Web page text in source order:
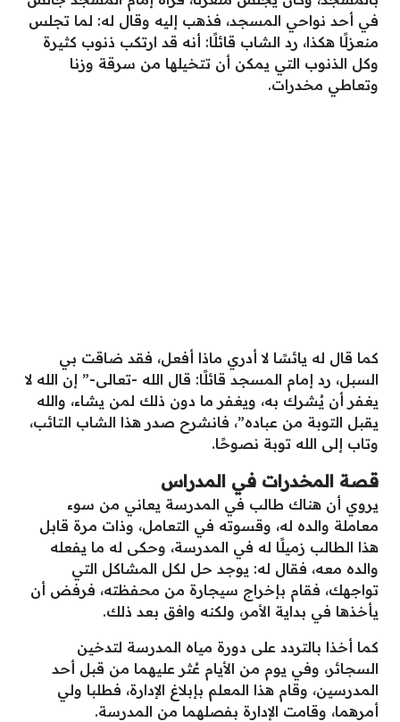
في أحد نواحي المسجد، فذهب إليه وقال له: لما تجلس
منعزلًا هكذا، رد الشاب قائلًا: أنه قد ارتكب ذنوب كثيرة
وكل الذنوب التي يمكن أن تتخيلها من سرقة وزنا
وتعاطي مخدرات.
كما قال له يائسًا لا أدري ماذا أفعل، فقد ضاقت بي
السبل، رد إمام المسجد قائلًا: قال الله -تعالى-” إن الله لا
يغفر أن يُشرك به، ويغفر ما دون ذلك لمن يشاء، والله
يقبل التوبة من عباده”، فانشرح صدر هذا الشاب التائب،
وتاب إلى الله توبة نصوحًا.
قصة المخدرات في المدراس
يروي أن هناك طالب في المدرسة يعاني من سوء
معاملة والده له، وقسوته في التعامل، وذات مرة قابل
هذا الطالب زميلًا له في المدرسة، وحكى له ما يفعله
والده معه، فقال له: يوجد حل لكل المشاكل التي
تواجهك، فقام بإخراج سيجارة من محفظته، فرفض أن
يأخذها في بداية الأمر، ولكنه وافق بعد ذلك.
كما أخذا بالتردد على دورة مياه المدرسة لتدخين
السجائر، وفي يوم من الأيام عُثر عليهما من قبل أحد
المدرسين، وقام هذا المعلم بإبلاغ الإدارة، فطلبا ولي
أمرهما، وقامت الإدارة بفصلهما من المدرسة.